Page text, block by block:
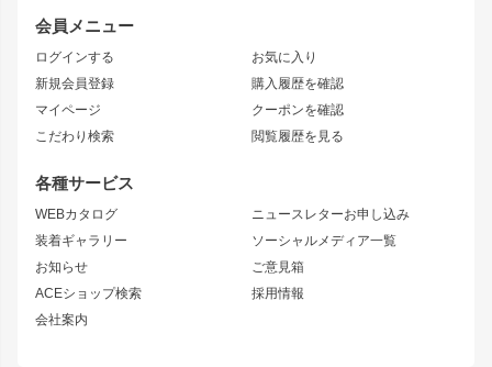
会員メニュー
ログインする
新規会員登録
マイページ
こだわり検索
お気に入り
購入履歴を確認
クーポンを確認
閲覧履歴を見る
各種サービス
WEBカタログ
装着ギャラリー
お知らせ
ACEショップ検索
会社案内
ニュースレターお申し込み
ソーシャルメディア一覧
ご意見箱
採用情報
トレノ
マークX
ニッサン
S15 シルビア
S14 シルビア 後期
S13 シルビア
180SX
シルエイティ
ワンビア
ローレル
セフィーロ
キャラバン
スズキ
リアウイング
ジムニーパーツ
ホイール
MUD-S7
MUD-SR7
まつど家 鉄漢